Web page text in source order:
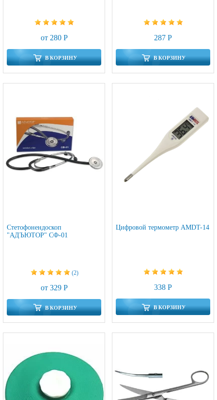
от 280 Р
В КОРЗИНУ
287 Р
В КОРЗИНУ
Стетофонендоскоп
"АДЪЮТОР" СФ-01
(2)
от 329 Р
В КОРЗИНУ
Цифровой термометр AMDT-14
338 Р
В КОРЗИНУ